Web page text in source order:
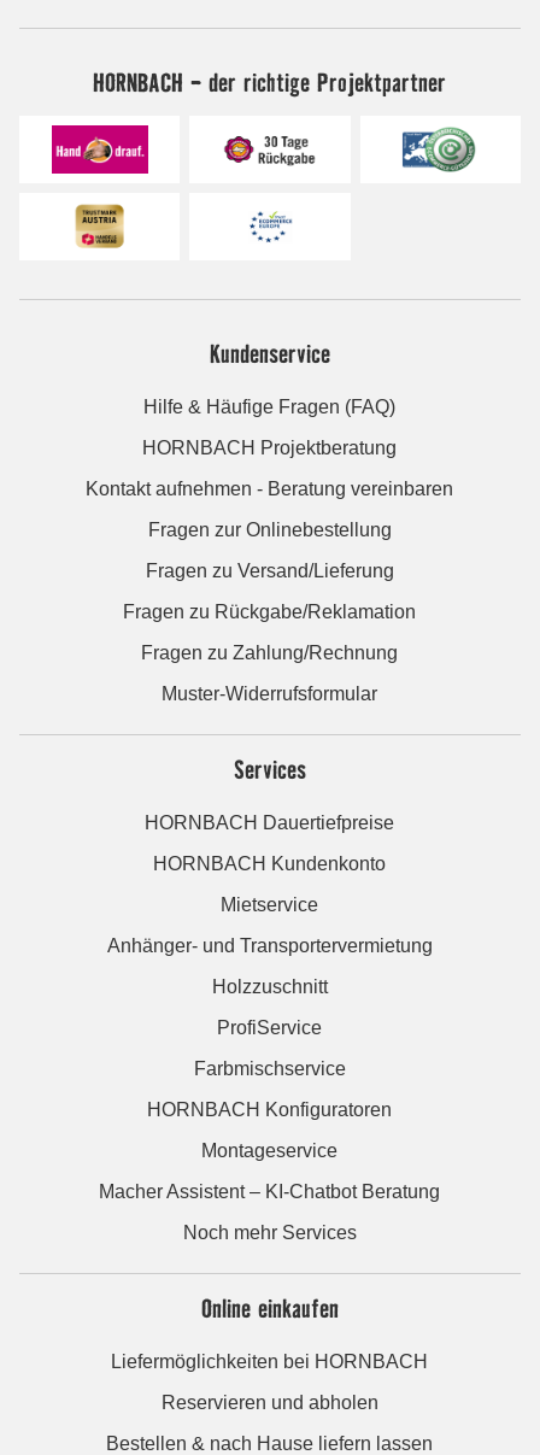
HORNBACH - der richtige Projektpartner
Kundenservice
Hilfe & Häufige Fragen (FAQ)
HORNBACH Projektberatung
Kontakt aufnehmen - Beratung vereinbaren
Fragen zur Onlinebestellung
Fragen zu Versand/Lieferung
Fragen zu Rückgabe/Reklamation
Fragen zu Zahlung/Rechnung
Muster-Widerrufsformular
Services
HORNBACH Dauertiefpreise
HORNBACH Kundenkonto
Mietservice
Anhänger- und Transportervermietung
Holzzuschnitt
ProfiService
Farbmischservice
HORNBACH Konfiguratoren
Montageservice
Macher Assistent – KI-Chatbot Beratung
Noch mehr Services
Online einkaufen
Liefermöglichkeiten bei HORNBACH
Reservieren und abholen
Bestellen & nach Hause liefern lassen